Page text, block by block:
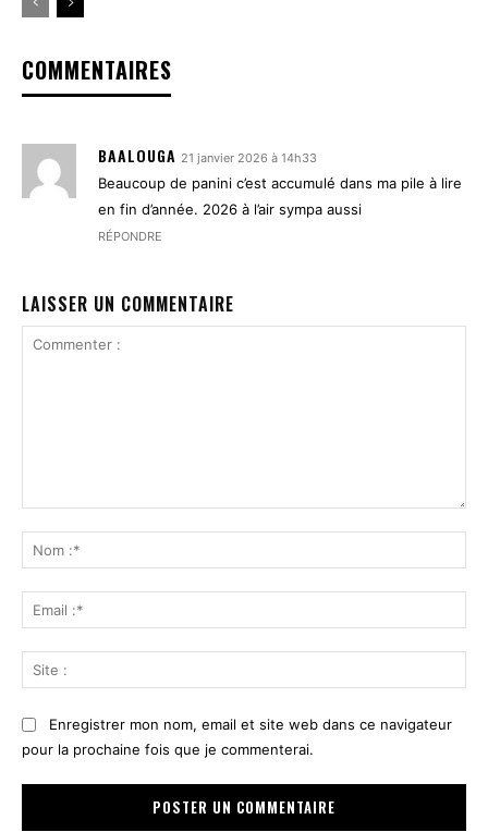
COMMENTAIRES
BAALOUGA 21 janvier 2026 à 14h33
Beaucoup de panini c’est accumulé dans ma pile à lire
en fin d’année. 2026 à l’air sympa aussi
RÉPONDRE
LAISSER UN COMMENTAIRE
:*
:*
:
Enregistrer mon nom, email et site web dans ce navigateur
pour la prochaine fois que je commenterai.